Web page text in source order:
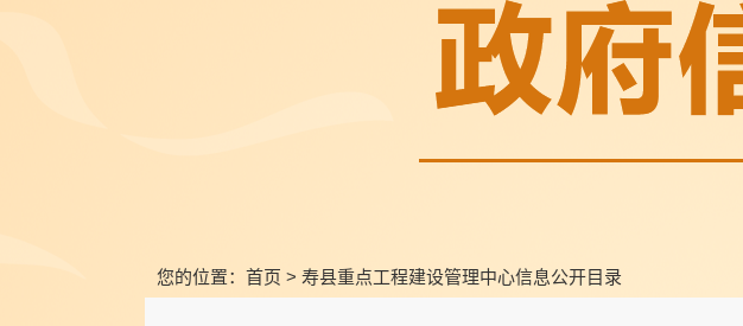
您的位置： 首页 > 寿县重点工程建设管理中心信息公开目录